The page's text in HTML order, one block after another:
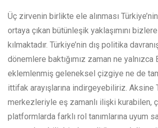
Üç zirvenin birlikte ele alınması
ortaya çıkan bütünleşik yaklaşımını
kılmaktadır. Türkiye’nin dış politika
dönemlere baktığımız zaman ne yalnızca
eklemlenmiş geleneksel çizgiye ne de
ittifak arayışlarına indirgeyebiliriz. Aksine
merkezleriyle eş zamanlı ilişki kurabilen,
platformlarda farklı rol tanımlarına uyum